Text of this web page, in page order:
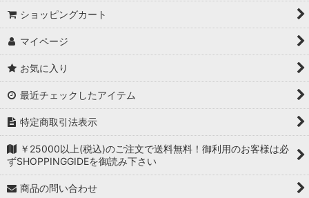
ショッピングカート
マイページ
お気に入り
最近チェックしたアイテム
特定商取引法表示
￥25000以上(税込)のご注文で送料無料！御利用のお客様は必
ずSHOPPINGGIDEを御読み下さい
商品の問い合わせ